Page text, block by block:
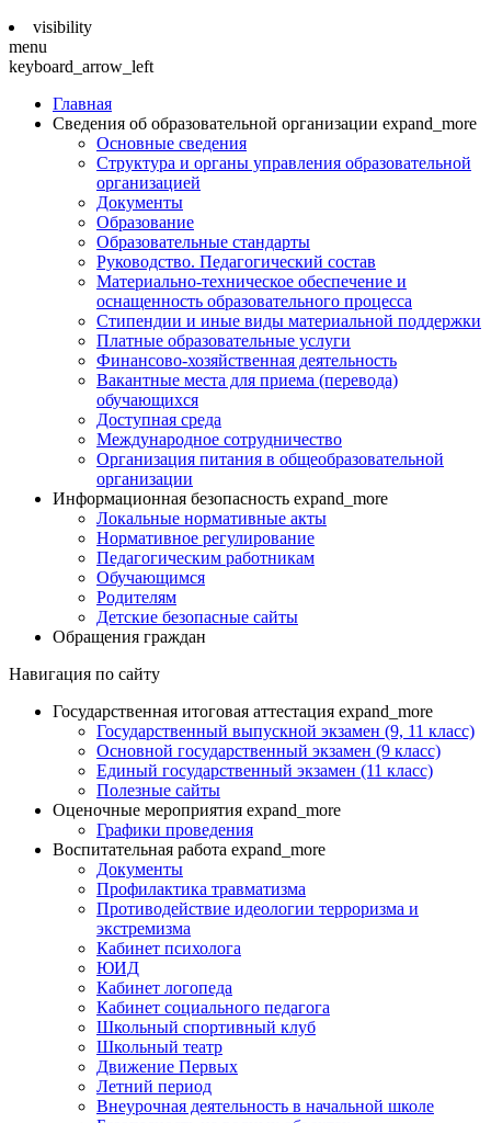
visibility
menu
keyboard_arrow_left
Главная
Сведения об образовательной организации expand_more
Основные сведения
Структура и органы управления образовательной
организацией
Документы
Образование
Образовательные стандарты
Руководство. Педагогический состав
Материально-техническое обеспечение и
оснащенность образовательного процесса
Стипендии и иные виды материальной поддержки
Платные образовательные услуги
Финансово-хозяйственная деятельность
Вакантные места для приема (перевода)
обучающихся
Доступная среда
Международное сотрудничество
Организация питания в общеобразовательной
организации
Информационная безопасность expand_more
Локальные нормативные акты
Нормативное регулирование
Педагогическим работникам
Обучающимся
Родителям
Детские безопасные сайты
Обращения граждан
Навигация по сайту
Государственная итоговая аттестация expand_more
Государственный выпускной экзамен (9, 11 класс)
Основной государственный экзамен (9 класс)
Единый государственный экзамен (11 класс)
Полезные сайты
Оценочные мероприятия expand_more
Графики проведения
Воспитательная работа expand_more
Документы
Профилактика травматизма
Противодействие идеологии терроризма и
экстремизма
Кабинет психолога
ЮИД
Кабинет логопеда
Кабинет социального педагога
Школьный спортивный клуб
Школьный театр
Движение Первых
Летний период
Внеурочная деятельность в начальной школе